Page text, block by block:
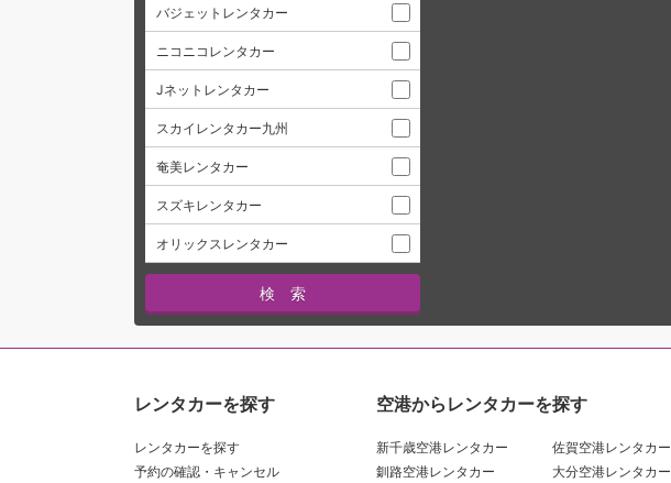
バジェットレンタカー
ニコニコレンタカー
Jネットレンタカー
スカイレンタカー九州
奄美レンタカー
スズキレンタカー
オリックスレンタカー
レンタカーを探す
レンタカーを探す
予約の確認・キャンセル
空港からレンタカーを探す
新千歳空港レンタカー
釧路空港レンタカー
佐賀空港レンタカー
大分空港レンタカー